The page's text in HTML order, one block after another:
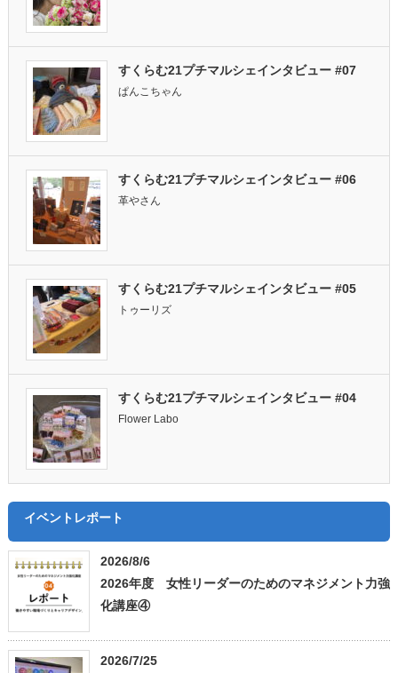
すくらむ21プチマルシェインタビュー #07
ぱんこちゃん
すくらむ21プチマルシェインタビュー #06
革やさん
すくらむ21プチマルシェインタビュー #05
トゥーリズ
すくらむ21プチマルシェインタビュー #04
Flower Labo
イベントレポート
2026/8/6
2026年度 女性リーダーのためのマネジメント力強
化講座④
2026/7/25